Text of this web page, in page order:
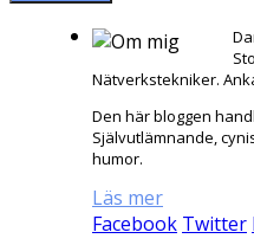
Nätverkstekniker.
Den här bloggen
Självutlämnande,
humor.
Läs mer
Facebook Twitter